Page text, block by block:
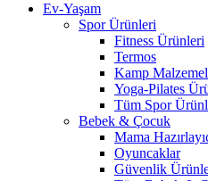
Ev-Yaşam
Spor Ürünleri
Fitness Ürünleri
Termos
Kamp
Yoga-Pilates
Tüm Spor
Bebek & Çocuk
Mama
Oyuncaklar
Güvenlik